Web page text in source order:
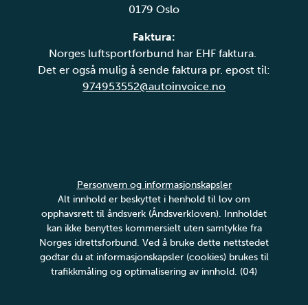
0179 Oslo
Faktura:
Norges luftsportforbund har EHF faktura.
Det er også mulig å sende faktura pr. epost til:
974953552@autoinvoice.no
Personvern og informasjonskapsler
Alt innhold er beskyttet i henhold til lov om
opphavsrett til åndsverk (Åndsverkloven). Innholdet
kan ikke benyttes kommersielt uten samtykke fra
Norges idrettsforbund. Ved å bruke dette nettstedet
godtar du at informasjonskapsler (cookies) brukes til
trafikkmåling og optimalisering av innhold. (04)